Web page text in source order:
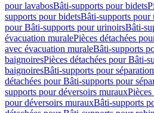
pour lavabosBâti-supports pour bidets
supports pour bidetsBâti-supports pour
pour Bâti-supports pour urinoirsBâti-
évacuation muralePièces détachées
avec évacuation muraleBâti-supports
baignoiresPièces détachées pour Bâti-
baignoiresBâti-supports pour
détachées pour Bâti-supports pour
supports pour déversoirs muraux
pour déversoirs murauxBâti-supports